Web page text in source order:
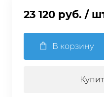
23 120 руб. /
В корзину